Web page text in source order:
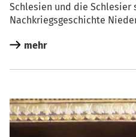
Schle­si­en und die Schle­si­er
Nach­kriegs­ge­schich­te
mehr